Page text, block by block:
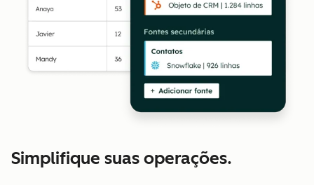
Simplifique suas operações.